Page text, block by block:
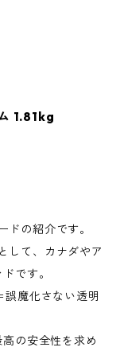
1.81kg
ドの紹介です。
して、カナダやア
です。
誤魔化さない透明
の安全性を求め